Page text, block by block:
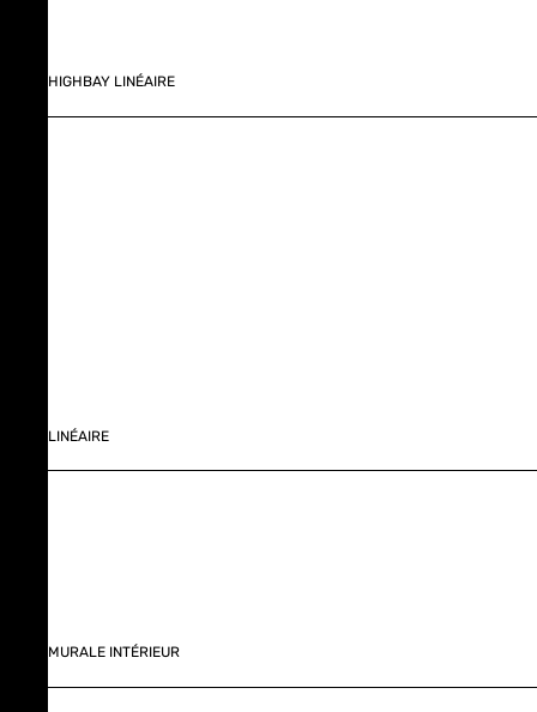
HIGHBAY LINÉAIRE
LINÉAIRE
MURALE INTÉRIEUR